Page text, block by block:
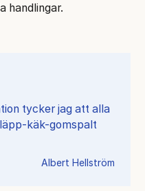
handlingar.
tycker jag att alla
käk-gomspalt
Albert Hellström